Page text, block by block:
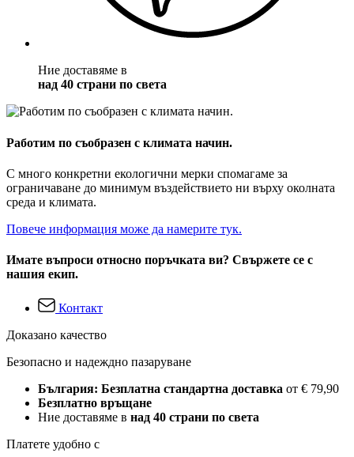
Ние доставяме в
над 40 страни по света
Работим по съобразен с климата начин.
С много конкретни екологични мерки спомагаме за
ограничаване до минимум въздействието ни върху околната
среда и климата.
Повече информация може да намерите тук.
Имате въпроси относно поръчката ви? Свържете се с
нашия екип.
Контакт
Доказано качество
Безопасно и надеждно пазаруване
България: Безплатна стандартна доставка от € 79,90
Безплатно връщане
Ние доставяме в над 40 страни по света
Платете удобно с